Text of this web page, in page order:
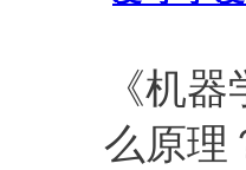
《机
么原理